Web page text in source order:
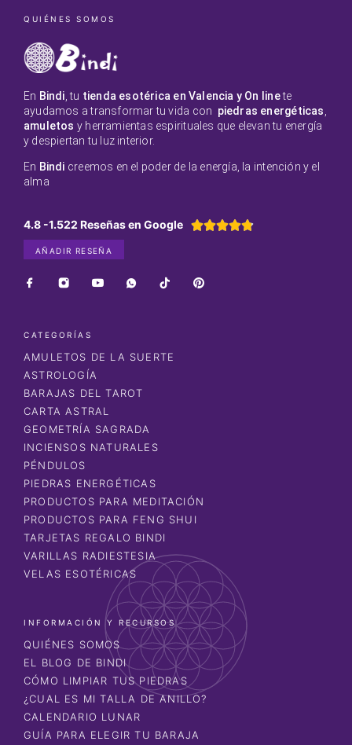
QUIÉNES SOMOS
En Bindi , tu tienda esotérica en Valencia y On linete
ayudamos a transformar tu vida con piedras energéticas
amuletos y herramientas espirituales que elevan tu energía
y despiertan tu luz interior.
En Bindi creemos en el poder de la energía, la intención y el
alma
4.8 -1.522 Reseñas en Google 
AÑADIR RESEÑA
CATEGORÍAS
AMULETOS DE LA SUERTE
ASTROLOGÍA
BARAJAS DEL TAROT
CARTA ASTRAL
GEOMETRÍA SAGRADA
INCIENSOS NATURALES
PÉNDULOS
PIEDRAS ENERGÉTICAS
PRODUCTOS PARA MEDITACIÓN
PRODUCTOS PARA FENG SHUI
TARJETAS REGALO BINDI
VARILLAS RADIESTESIA
VELAS ESOTÉRICAS
INFORMACIÓN Y RECURSOS
QUIÉNES SOMOS
EL BLOG DE BINDI
CÓMO LIMPIAR TUS PIEDRAS
¿CUAL ES MI TALLA DE ANILLO?
CALENDARIO LUNAR
GUÍA PARA ELEGIR TU BARAJA